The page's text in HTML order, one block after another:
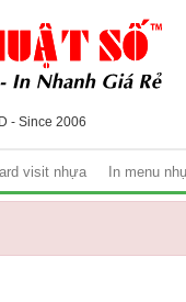
- Since 2006
visit nhựa In menu